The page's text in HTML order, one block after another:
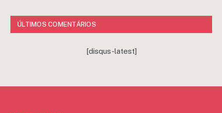
ÚLTIMOS COMENTÁRIOS
[disqus-latest]